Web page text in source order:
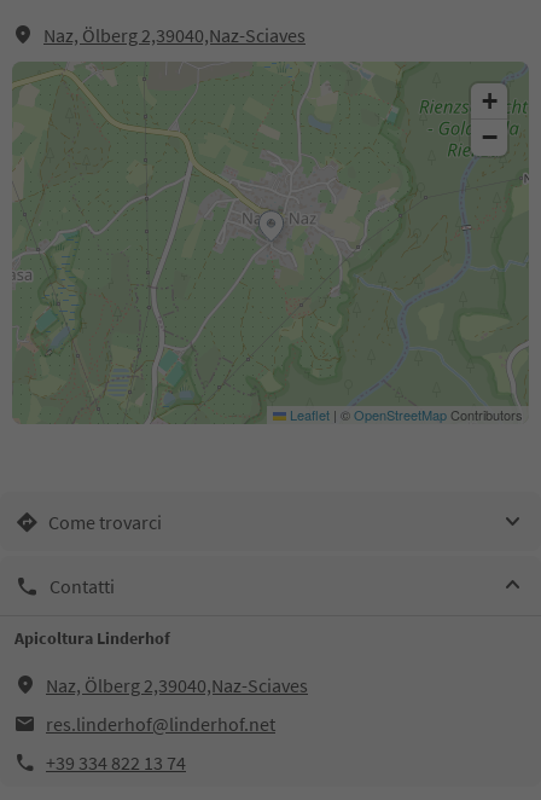
Naz, Ölberg 2,39040,Naz-Sciaves
+
−
Leaflet | ©OpenStreetMapContributors
Come trovarci
Contatti
Apicoltura Linderhof
Naz, Ölberg 2,39040,Naz-Sciaves
res.linderhof@linderhof.net
+39 334 822 13 74